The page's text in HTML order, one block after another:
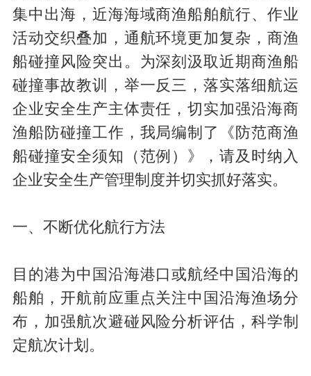
集中出海，近海海域商渔船舶航行、作业
活动交织叠加，通航环境更加复杂，商渔
船碰撞风险突出。为深刻汲取近期商渔船
碰撞事故教训，举一反三，落实落细航运
企业安全生产主体责任，切实加强沿海商
渔船防碰撞工作，我局编制了《防范商渔
船碰撞安全须知（范例）》，请及时纳入
企业安全生产管理制度并切实抓好落实。
一、不断优化航行方法
目的港为中国沿海港口或航经中国沿海的
船舶，开航前应重点关注中国沿海渔场分
布，加强航次避碰风险分析评估，科学制
定航次计划。